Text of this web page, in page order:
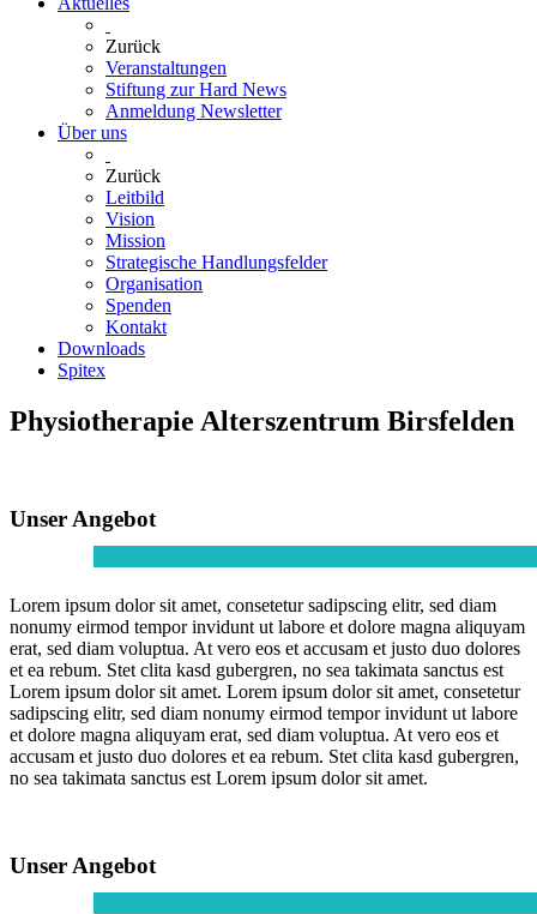
Zurück
Veranstaltungen
Stiftung zur Hard News
Anmeldung Newsletter
Über uns
Zurück
Leitbild
Vision
Mission
Strategische Handlungsfelder
Organisation
Spenden
Kontakt
Downloads
Spitex
Physiotherapie Alterszentrum Birsfelden
Unser Angebot
Lorem ipsum dolor sit amet, consetetur sadipscing elitr, sed diam
nonumy eirmod tempor invidunt ut labore et dolore magna aliquyam
erat, sed diam voluptua. At vero eos et accusam et justo duo dolores
et ea rebum. Stet clita kasd gubergren, no sea takimata sanctus est
Lorem ipsum dolor sit amet. Lorem ipsum dolor sit amet, consetetur
sadipscing elitr, sed diam nonumy eirmod tempor invidunt ut labore
et dolore magna aliquyam erat, sed diam voluptua. At vero eos et
accusam et justo duo dolores et ea rebum. Stet clita kasd gubergren,
no sea takimata sanctus est Lorem ipsum dolor sit amet.
Unser Angebot